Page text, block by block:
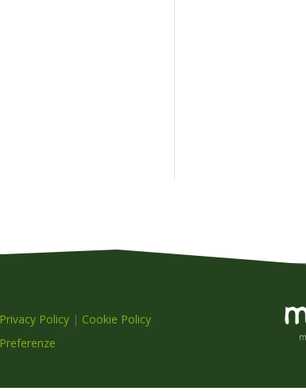
Privacy Policy | Cookie Policy
Preferenze